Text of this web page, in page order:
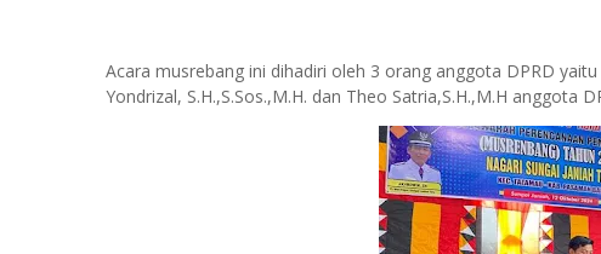
Acara musrebang ini dihadiri oleh 3 orang anggota DPRD
Yondrizal, S.H.,S.Sos.,M.H. dan Theo Satria,S.H.,M.H anggota